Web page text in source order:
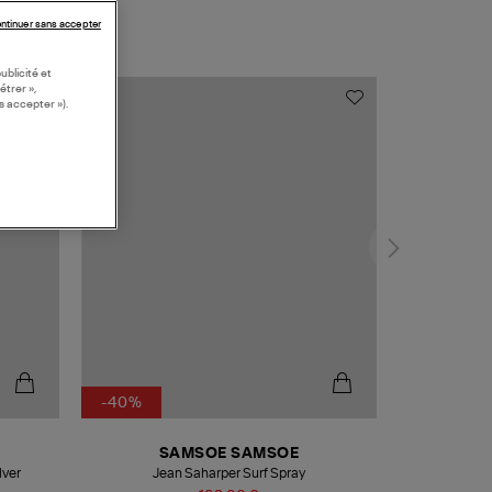
-40%
SAMSOE SAMSOE
Jean Saharper Surf Spray
et
»,
accepter »).
sans accepter